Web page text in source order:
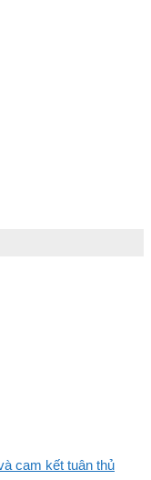
cam kết tuân thủ